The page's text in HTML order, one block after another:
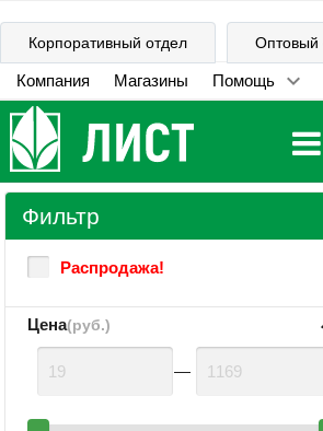
Корпоративный отдел Оптовый
Компания Магазины Помощь
Фильтр
Распродажа!
Цена(руб.)
—